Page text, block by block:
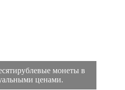
монеты в
ценами.